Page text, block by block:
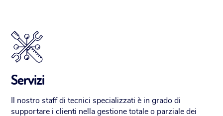
Servizi
Il nostro staff di tecnici specializzati è in grado di
supportare i clienti nella gestione totale o parziale dei